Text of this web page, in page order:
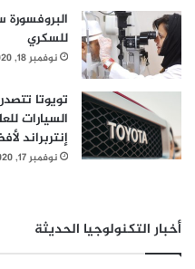
ت
ق
ي
ح
ل
ا
ا
للسكري
نوفمبر 18, 2020
تويوتا
السيارات
إنتربراند
نوفمبر 17, 2020
أخبار التكنولوجيا الحديثة